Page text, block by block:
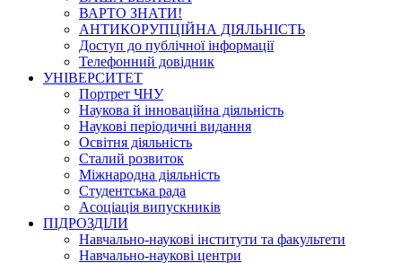
ВАРТО ЗНАТИ!
АНТИКОРУПЦІЙНА ДІЯЛЬНІСТЬ
Доступ до публічної інформації
Телефонний довідник
УНІВЕРСИТЕТ
Портрет ЧНУ
Наукова й інноваційна діяльність
Наукові періодичні видання
Освітня діяльність
Сталий розвиток
Міжнародна діяльність
Студентська рада
Асоціація випускників
ПІДРОЗДІЛИ
Навчально-наукові інститути та факультети
Навчально-наукові центри